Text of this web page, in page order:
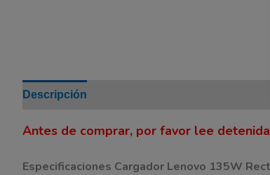
Descripción
Antes de comprar, por favor lee
Especificaciones Cargador Lenovo 135W